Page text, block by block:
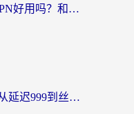
海外党必看：快帆TV版VPN好用吗？和hi龟龟VPN对比哪个回国效果更好？附免费加速器选择指南
欧洲怎么打炉石传说的？从延迟999到丝滑上分，我找到了靠谱加速器